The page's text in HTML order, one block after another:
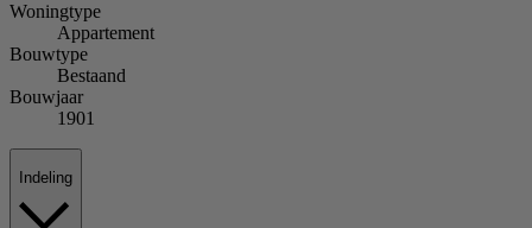
Woningtype
Appartement
Bouwtype
Bestaand
Bouwjaar
1901
Indeling